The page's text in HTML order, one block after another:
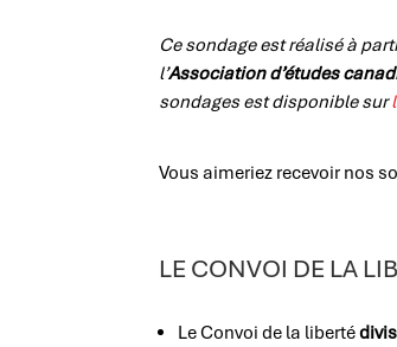
Ce sondage est réalisé à
l’Association d’études
sondages est disponible sur
Vous aimeriez recevoir nos
LE CONVOI DE LA
Le Convoi de la liberté